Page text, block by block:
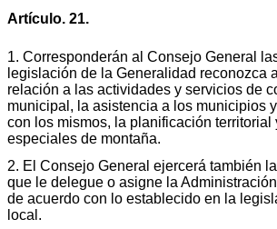
Artículo. 21.
1. Corresponderán al Consejo General
legislación de la Generalidad reconozca
relación a las actividades y servicios de
municipal, la asistencia a los municipios
con los mismos, la planificación territorial
especiales de montaña.
2. El Consejo General ejercerá también
que le delegue o asigne la
de acuerdo con lo establecido en la
local.